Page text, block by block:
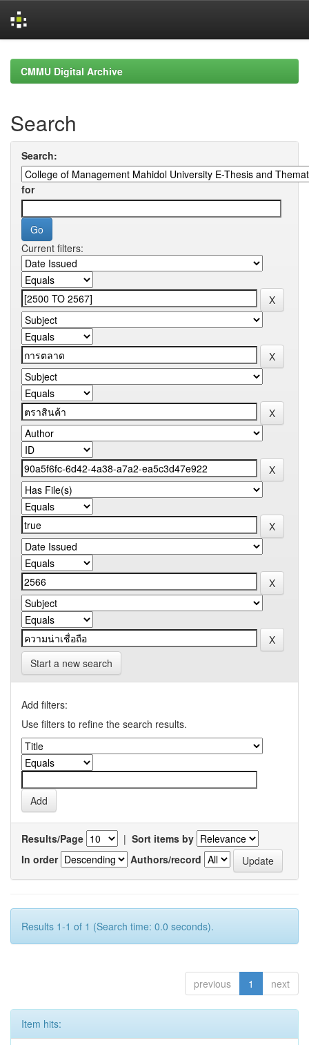
navigationCMMU Digital Archive
Search
Search:
for
Current filters:
Start a new search
Add filters:
Use filters to refine the search results.
Results/Page | Sort items by
In order
Authors/record
Results 1-1 of 1 (Search time: 0.0 seconds).
previous 1 next
Item hits: